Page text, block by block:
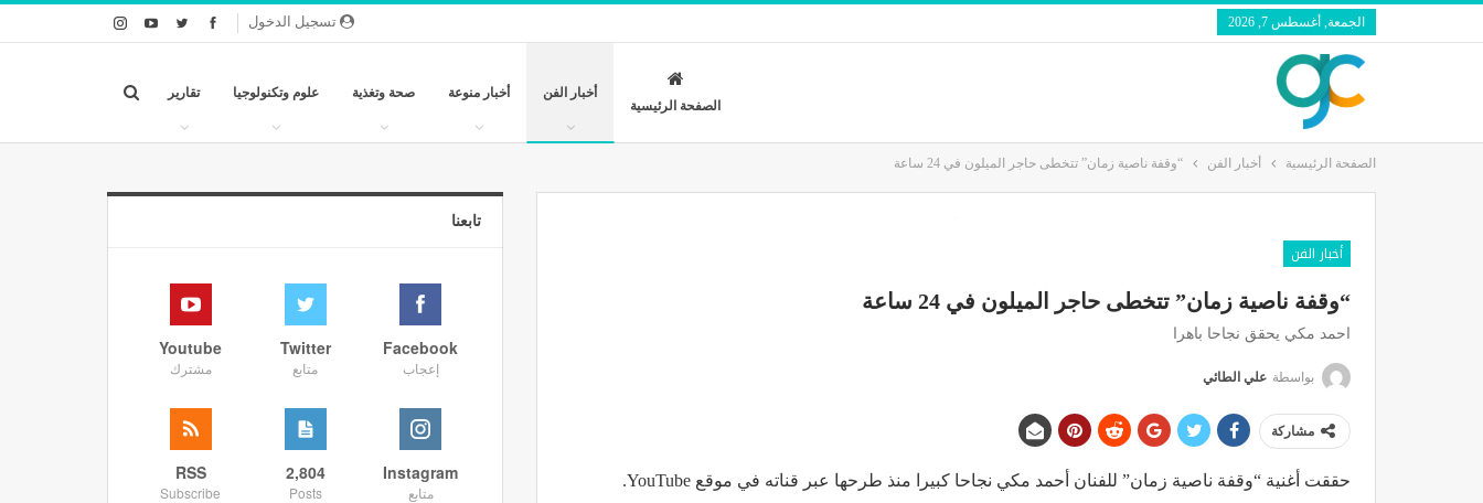
تسجيل الدخول الجمعة, أغسطس 7, 2026
الصفحة الرئيسية
أخبار الفن أخبار منوعة صحة وتغذية علوم وتكنولوجيا تقارير
الصفحة الرئيسية أخبار الفن “وقفة ناصية زمان” تتخطى حاجر الميلون في 24 ساعة
أخبار الفن
“وقفة ناصية زمان” تتخطى حاجر الميلون في 24 ساعة
احمد مكي يحقق نجاحا باهرا
بواسطة علي الطائي
مشاركة
حققت أغنية “وقفة ناصية زمان” للفنان أحمد مكي نجاحا كبيرا منذ طرحها عبر قناته في موقع YouTube.
تابعنا
Facebook
إعجاب
Twitter
متابع
Youtube
مشترك
Instagram
متابع
2,804
Posts
RSS
Subscribe